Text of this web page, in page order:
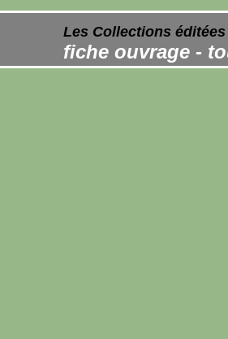
Les Collections éditées
fiche ouvrage -